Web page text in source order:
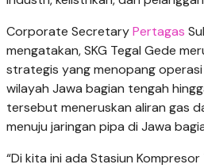
Corporate SecretaryPertagas
mengatakan, SKG Tegal Gede
strategis yang menopang
wilayah Jawa bagian tengah
tersebut meneruskan aliran gas
menuju jaringan pipa di Jawa
“Di kita ini ada Stasiun